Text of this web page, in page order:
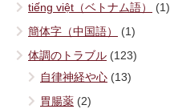
tiếng việt（ベトナム語）
(1)
簡体字（中国語）
(1)
体調のトラブル (123)
自律神経や心 (13)
胃腸薬 (2)